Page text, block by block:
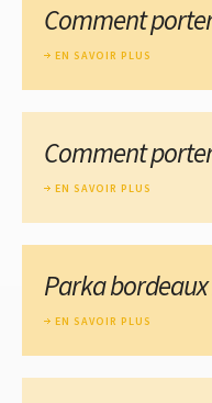
Comment
EN SAVOIR PLUS
Comment
EN SAVOIR PLUS
Parka bordeaux
EN SAVOIR PLUS